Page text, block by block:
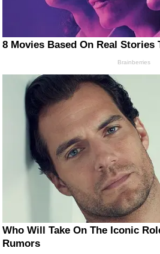
8 Movies Based On Real Stories
Brainberries
Who Will Take On The Iconic
Rumors